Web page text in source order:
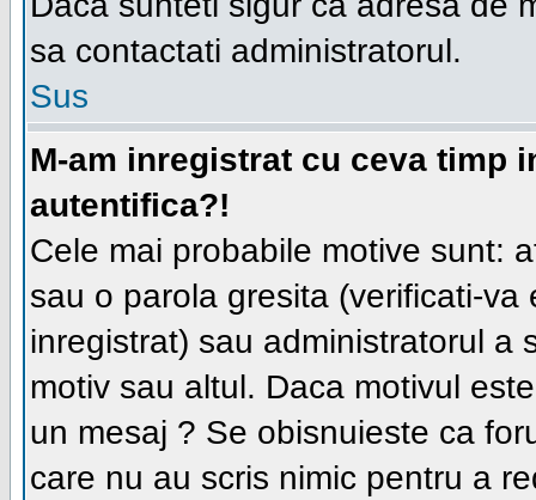
sa contactati administratorul.
Sus
M-am inregistrat cu ceva timp
autentifica?!
Cele mai probabile motive sunt:
sau o parola gresita (verificati-
inregistrat) sau administratorul a
motiv sau altul. Daca motivul
un mesaj ? Se obisnuieste ca
care nu au scris nimic pentru a